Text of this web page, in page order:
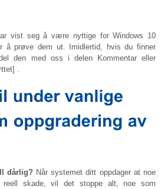
vist seg å være nyttige for Windows 10
å prøve dem ut. Imidlertid, hvis du finner
den med oss ​​i delen Kommentar eller
dårlig? Når systemet ditt oppdager at noe
skade, vil det stoppe alt, noe som